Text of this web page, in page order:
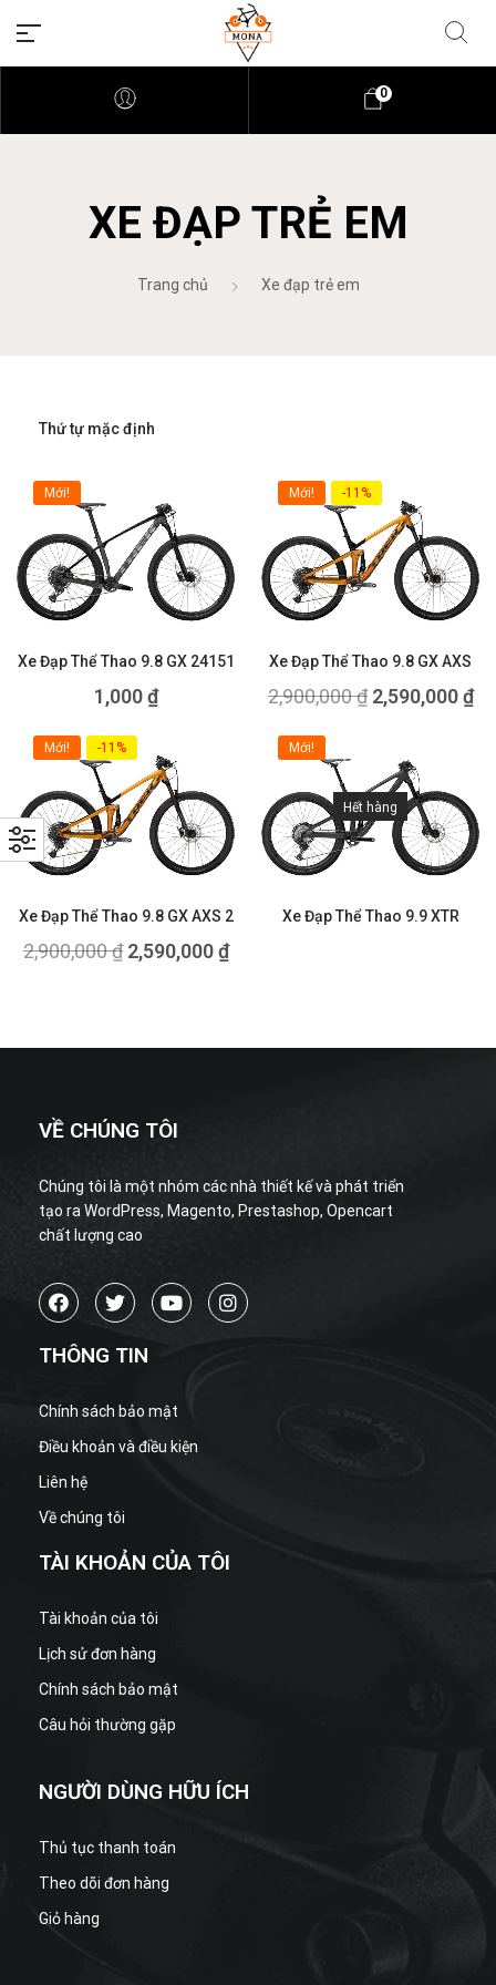
0
XE ĐẠP TRẺ EM
Trang chủ Xe đạp trẻ em
Mới!
Xe Đạp Thể Thao 9.8 GX 24151
1,000₫
Mới! -11%
Xe Đạp Thể Thao 9.8 GX AXS
2,900,000₫ 2,590,000₫
Mới! -11%
Xe Đạp Thể Thao 9.8 GX AXS 2
2,900,000₫ 2,590,000₫
Mới!
Hết hàng
Xe Đạp Thể Thao 9.9 XTR
VỀ CHÚNG TÔI
Chúng tôi là một nhóm các nhà thiết kế và phát triển
tạo ra WordPress, Magento, Prestashop, Opencart
chất lượng cao
THÔNG TIN
Chính sách bảo mật
Điều khoản và điều kiện
Liên hệ
Về chúng tôi
TÀI KHOẢN CỦA TÔI
Tài khoản của tôi
Lịch sử đơn hàng
Chính sách bảo mật
Câu hỏi thường gặp
NGƯỜI DÙNG HỮU ÍCH
Thủ tục thanh toán
Theo dõi đơn hàng
Giỏ hàng